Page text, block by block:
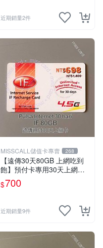
近期銷量2件
MISSCALL儲值卡專賣 268
【遠傳30天80GB 上網吃到
飽】預付卡專用30天上網補
充卡/儲值卡．台灣人可儲．I
nternet ifu．IF698⚡MissCall
$700
近期銷量9件